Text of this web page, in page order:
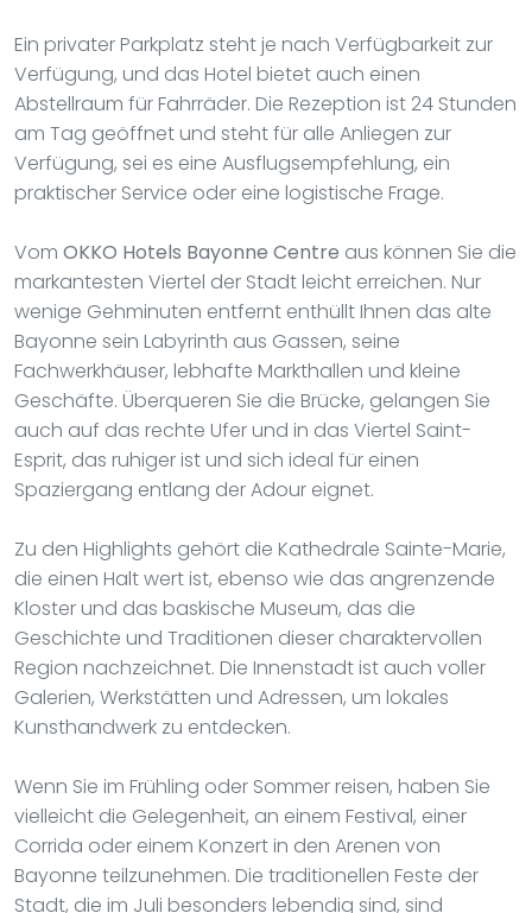
Ein privater Parkplatz steht je nach Verfügbarkeit zur
Verfügung, und das Hotel bietet auch einen
Abstellraum für Fahrräder. Die Rezeption ist 24 Stunden
am Tag geöffnet und steht für alle Anliegen zur
Verfügung, sei es eine Ausflugsempfehlung, ein
praktischer Service oder eine logistische Frage.
Vom OKKO Hotels Bayonne Centre aus können Sie die
markantesten Viertel der Stadt leicht erreichen. Nur
wenige Gehminuten entfernt enthüllt Ihnen das alte
Bayonne sein Labyrinth aus Gassen, seine
Fachwerkhäuser, lebhafte Markthallen und kleine
Geschäfte. Überqueren Sie die Brücke, gelangen Sie
auch auf das rechte Ufer und in das Viertel Saint-
Esprit, das ruhiger ist und sich ideal für einen
Spaziergang entlang der Adour eignet.
Zu den Highlights gehört die Kathedrale Sainte-Marie,
die einen Halt wert ist, ebenso wie das angrenzende
Kloster und das baskische Museum, das die
Geschichte und Traditionen dieser charaktervollen
Region nachzeichnet. Die Innenstadt ist auch voller
Galerien, Werkstätten und Adressen, um lokales
Kunsthandwerk zu entdecken.
Wenn Sie im Frühling oder Sommer reisen, haben Sie
vielleicht die Gelegenheit, an einem Festival, einer
Corrida oder einem Konzert in den Arenen von
Bayonne teilzunehmen. Die traditionellen Feste der
Stadt, die im Juli besonders lebendig sind, sind